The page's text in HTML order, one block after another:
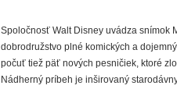
Spoločnosť Walt Disney uvádza snímok
dobrodružstvo plné komických a
počuť tiež päť nových pesničiek, ktoré
Nádherný príbeh je inširovaný